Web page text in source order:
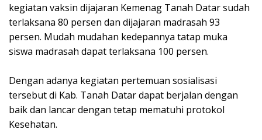
kegiatan vaksin dijajaran Kemenag Tanah Datar sudah
terlaksana 80 persen dan dijajaran madrasah 93
persen. Mudah mudahan kedepannya tatap muka
siswa madrasah dapat terlaksana 100 persen.
‌Dengan adanya kegiatan pertemuan sosialisasi
tersebut di Kab. Tanah Datar dapat berjalan dengan
baik dan lancar dengan tetap mematuhi protokol
Kesehatan.